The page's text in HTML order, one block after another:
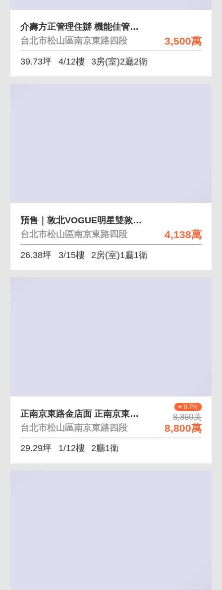
3,500萬
介壽方正管理住辦 機能佳管理佳
台北市松山區南京東路四段
39.73坪 4/12樓 3房(室)2廳2衛
4,138萬
預售｜敦北VOGUE明星雙敦學區小巨蛋2房
台北市松山區南京東路四段
26.38坪 3/15樓 2房(室)1廳1衛
0.7%
8,860萬
8,800萬
正南京東路金店面 正南京東路四段、連鎖承租方
台北市松山區南京東路四段
29.29坪 1/12樓 2廳1衛